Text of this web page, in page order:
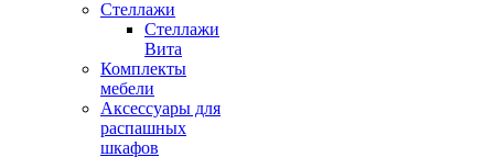
Стеллажи
Стеллажи
Вита
Комплекты
мебели
Аксессуары для
распашных
шкафов